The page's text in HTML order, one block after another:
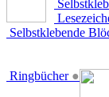
Selbstklebende
Ringbücher ●